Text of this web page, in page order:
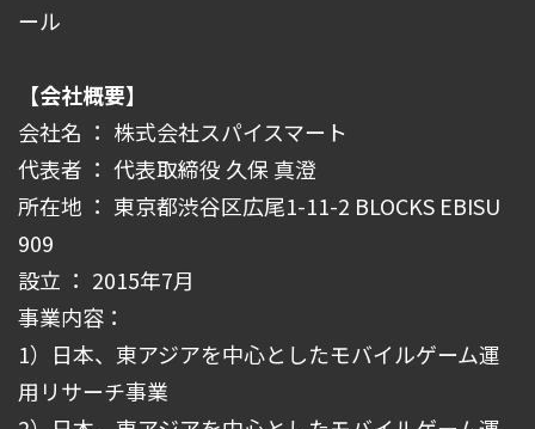
ール
【会社概要】
会社名 ： 株式会社スパイスマート
代表者 ： 代表取締役 久保 真澄
所在地 ： 東京都渋谷区広尾1-11-2 BLOCKS EBISU
909
設立 ： 2015年7月
事業内容：
1）日本、東アジアを中心としたモバイルゲーム運
用リサーチ事業